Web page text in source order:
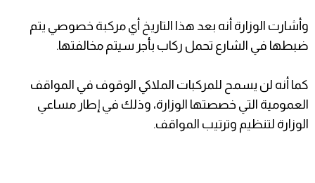
وأشارت الوزارة أنه بعد هذا التاريخ أي مركبة خصوصي يتم
ضبطها في الشارع تحمل ركاب بأجر سيتم مخالفتها.
كما أنه لن يسمح للمركبات الملاكي الوقوف في المواقف
العمومية التي خصصتها الوزارة، وذلك في إطار مساعي
الوزارة لتنظيم وترتيب المواقف.